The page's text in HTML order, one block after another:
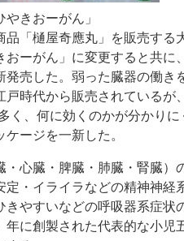
きおーがん」
「樋屋奇應丸」を販売する
おーがん」に変更すると共に
発売した。弱った臓器の働き
時代から販売されているが
く、何に効くのかが分かり
ージを一新した。
心臓・脾臓・肺臓・腎臓）
定・イライラなどの精神神経
きやすいなどの呼吸器系症状
年に創製された代表的な小児